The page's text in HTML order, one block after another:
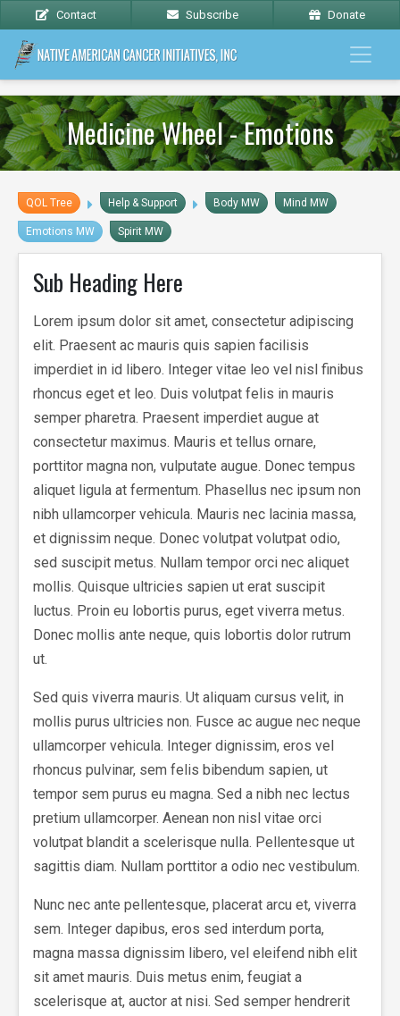
Contact Subscribe Donate
Medicine Wheel - Emotions
QOL Tree Help & Support Body MW Mind MW
Emotions MW Spirit MW
Sub Heading Here
Lorem ipsum dolor sit amet, consectetur adipiscing
elit. Praesent ac mauris quis sapien facilisis
imperdiet in id libero. Integer vitae leo vel nisl finibus
rhoncus eget et leo. Duis volutpat felis in mauris
semper pharetra. Praesent imperdiet augue at
consectetur maximus. Mauris et tellus ornare,
porttitor magna non, vulputate augue. Donec tempus
aliquet ligula at fermentum. Phasellus nec ipsum non
nibh ullamcorper vehicula. Mauris nec lacinia massa,
et dignissim neque. Donec volutpat volutpat odio,
sed suscipit metus. Nullam tempor orci nec aliquet
mollis. Quisque ultricies sapien ut erat suscipit
luctus. Proin eu lobortis purus, eget viverra metus.
Donec mollis ante neque, quis lobortis dolor rutrum
ut.
Sed quis viverra mauris. Ut aliquam cursus velit, in
mollis purus ultricies non. Fusce ac augue nec neque
ullamcorper vehicula. Integer dignissim, eros vel
rhoncus pulvinar, sem felis bibendum sapien, ut
tempor sem purus eu magna. Sed a nibh nec lectus
pretium ullamcorper. Aenean non nisl vitae orci
volutpat blandit a scelerisque nulla. Pellentesque ut
sagittis diam. Nullam porttitor a odio nec vestibulum.
Nunc nec ante pellentesque, placerat arcu et, viverra
sem. Integer dapibus, eros sed interdum porta,
magna massa dignissim libero, vel eleifend nibh elit
sit amet mauris. Duis metus enim, feugiat a
scelerisque at, auctor at nisi. Sed semper hendrerit